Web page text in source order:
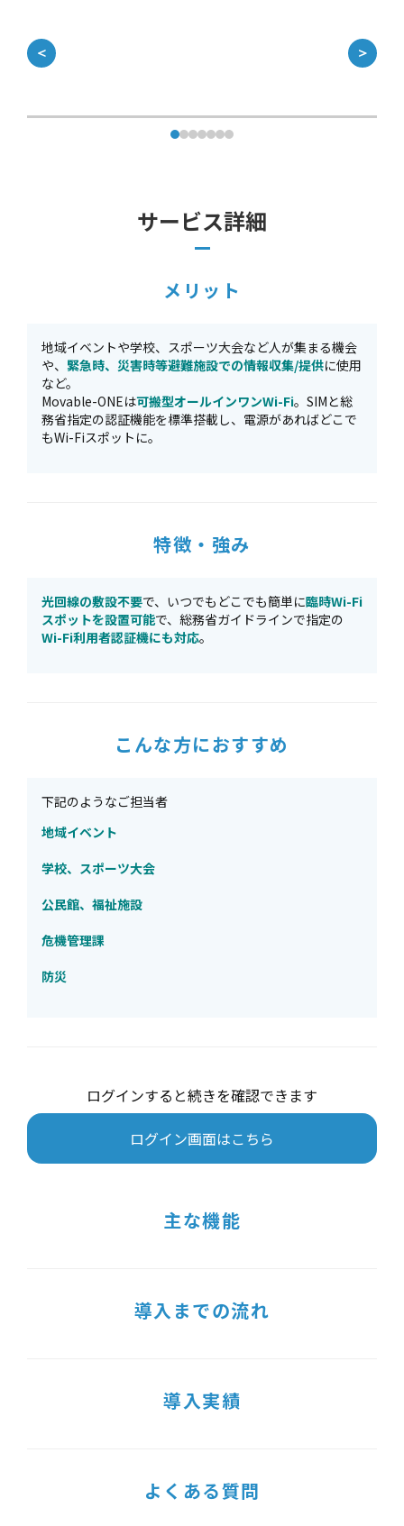
＜ ＞
サービス詳細
メリット
地域イベントや学校、スポーツ大会など人が集まる機会
や、 緊急時、災害時等避難施設での情報収集/提供に使用
など。
Movable-ONEは可搬型オールインワンWi-Fi。SIMと総
務省指定の認証機能を標準搭載し、電源があればどこで
もWi-Fiスポットに。
特徴・強み
光回線の敷設不要で、いつでもどこでも簡単に臨時Wi-Fi
スポットを設置可能で、総務省ガイドラインで指定の
Wi-Fi利用者認証機にも対応。
こんな方におすすめ
下記のようなご担当者
地域イベント
学校、スポーツ大会
公民館、福祉施設
危機管理課
防災
ログインすると続きを確認できます
ログイン画面はこちら
主な機能
導入までの流れ
導入実績
よくある質問